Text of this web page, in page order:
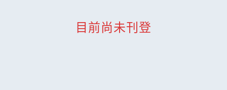
目前尚未刊登